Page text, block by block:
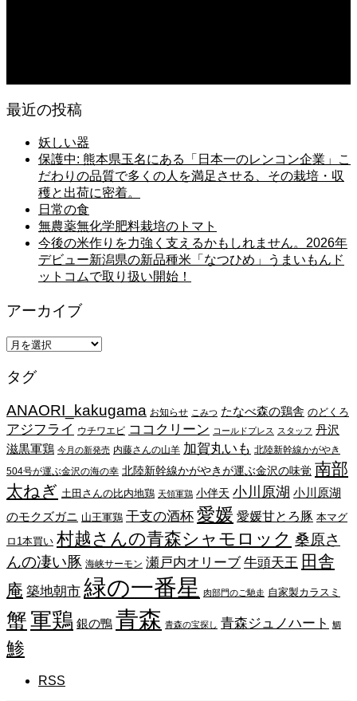
最近の投稿
妖しい器
保護中: 熊本県玉名にある「日本一のレンコン企業」こ
だわりの品質で多くの人を満足させる、その栽培・収
穫と出荷に密着。
日常の食
無農薬無化学肥料栽培のトマト
今後の米作りを力強く支えるかもしれません。2026年
デビュー新潟県の新品種米「なつひめ」うまいもんド
ットコムで取り扱い開始！
アーカイブ
ア
カ
ブ
タグ
ANAORI_kakugama お知らせ こみつ たなべ森の鶏舎 のどくろ
アジフライ ウチワエビ ココクリーン コールドプレス スタッフ 丹沢
滋黒軍鶏 今月の新発売 内藤さんの山羊 加賀丸いも 北陸新幹線かがやき
504号が運ぶ金沢の海の幸 北陸新幹線かがやきが運ぶ金沢の味覚 南部
太ねぎ 土田さんの比内地鶏 天領軍鶏 小伴天 小川原湖 小川原湖
のモクズガニ 山王軍鶏 干支の酒杯 愛媛 愛媛甘とろ豚 本マグ
ロ1本買い 村越さんの青森シャモロック 桑原さ
んの凄い豚 海峡サーモン 瀬戸内オリーブ 牛頭天王 田舎
庵 築地朝市 緑の一番星 肉部門のご馳走 自家製カラスミ
蟹軍鶏 銀の鴨 青森 青森の宝探し 青森ジュノハート 鯛
鯵
RSS